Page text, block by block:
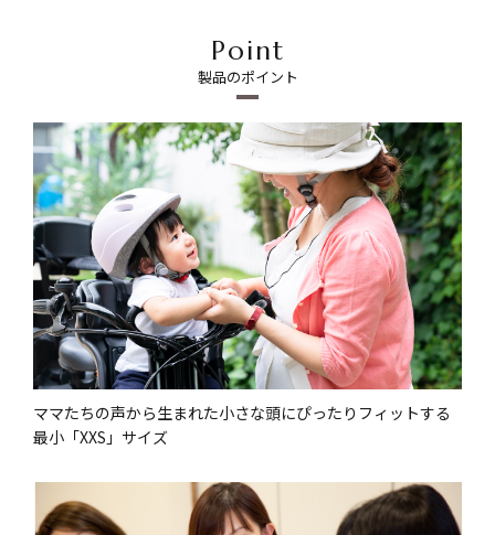
Point
製品のポイント
ママたちの声から生まれた小さな頭にぴったりフィットする
最小「XXS」サイズ